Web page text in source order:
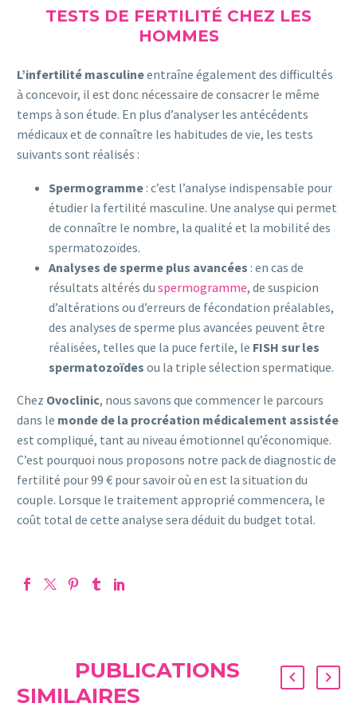
TESTS DE FERTILITÉ CHEZ LES
HOMMES
L’infertilité masculineentraîne également des difficultés
à concevoir, il est donc nécessaire de consacrer le même
temps à son étude. En plus d’analyser les antécédents
médicaux et de connaître les habitudes de vie, les tests
suivants sont réalisés :
Spermogramme : c’est l’analyse indispensable pour
étudier la fertilité masculine. Une analyse qui permet
de connaître le nombre, la qualité et la mobilité des
spermatozoïdes.
Analyses de sperme plus avancées : en cas de
résultats altérés du spermogramme, de suspicion
d’altérations ou d’erreurs de fécondation préalables,
des analyses de sperme plus avancées peuvent être
réalisées, telles que la puce fertile, le FISH sur les
spermatozoïdes ou la triple sélection spermatique.
Chez Ovoclinic, nous savons que commencer le parcours
dans le monde de la procréation médicalement assistée
est compliqué, tant au niveau émotionnel qu’économique.
C’est pourquoi nous proposons notre pack de diagnostic de
fertilité pour 99 € pour savoir où en est la situation du
couple. Lorsque le traitement approprié commencera, le
coût total de cette analyse sera déduit du budget total.
PUBLICATIONS
SIMILAIRES